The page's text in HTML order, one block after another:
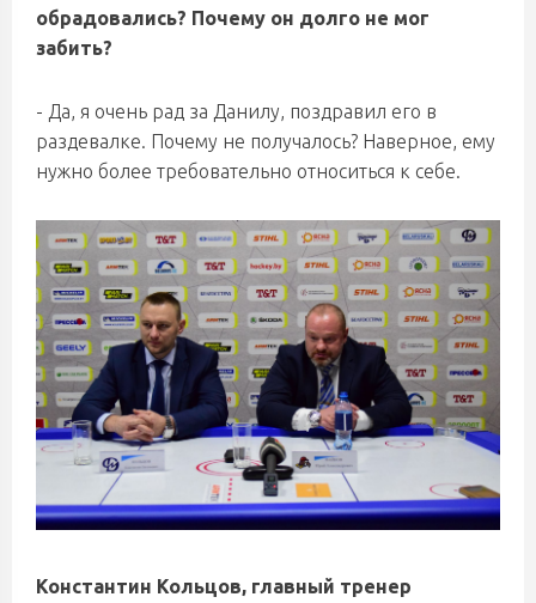
обрадовались? Почему он долго не мог
забить?
- Да, я очень рад за Данилу, поздравил его в
раздевалке. Почему не получалось? Наверное, ему
нужно более требовательно относиться к себе.
Константин Кольцов, главный тренер